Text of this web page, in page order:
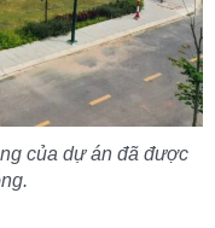
của dự án đã được